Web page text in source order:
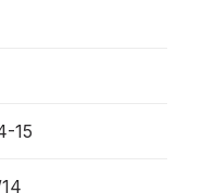
15